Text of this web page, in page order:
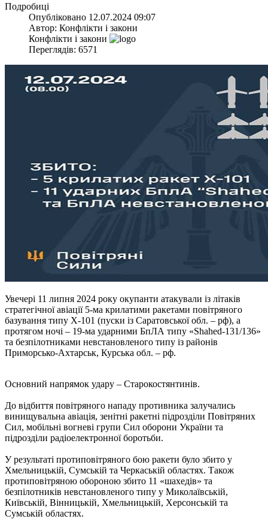
Подробиці
Опубліковано 12.07.2024 09:07
Автор: Конфлікти і закони
Конфлікти і закони
Переглядів: 6571
Увечері 11 липня 2024 року окупанти атакували із літаків
стратегічної авіації 5-ма крилатими ракетами повітряного
базування типу Х-101 (пуски із Саратовської обл. – рф), а
протягом ночі – 19-ма ударними БпЛА типу «Shahed-131/136»
та безпілотниками невстановленого типу із районів
Приморсько-Ахтарськ, Курська обл. – рф.
Основний напрямок удару – Старокостянтинів.
До відбиття повітряного нападу противника залучались
винищувальна авіація, зенітні ракетні підрозділи Повітряних
Сил, мобільні вогневі групи Сил оборони України та
підрозділи радіоелектронної боротьби.
У результаті протиповітряного бою ракети було збито у
Хмельницькій, Сумській та Черкаській областях. Також
протиповітряною обороною збито 11 «шахедів» та
безпілотників невстановленого типу у Миколаївській,
Київській, Вінницькій, Хмельницькій, Херсонській та
Сумській областях.